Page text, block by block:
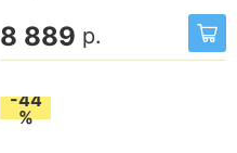
8 889 р.
-44
%